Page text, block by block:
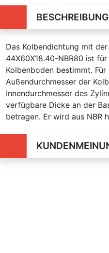
BESCHREIBUNG
Das Kolbendichtung mit
44X60X18.40-NBR80 ist
Kolbenboden bestimmt.
Außendurchmesser der
Innendurchmesser des
verfügbare Dicke an der
betragen. Er wird aus NBR